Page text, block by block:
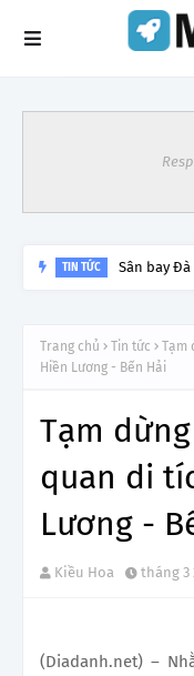
TIN TỨC Sân bay
Trang chủ Tin tức
Tạm
Hiền Lương - Bến Hải
Tạm
quan di
Lương -
Kiều Hoa tháng 3
(Diadanh.net) –